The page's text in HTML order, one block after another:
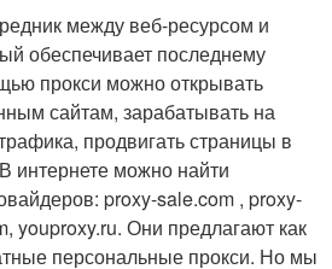
между веб-ресурсом и
обеспечивает последнему
прокси можно открывать
сайтам, зарабатывать на
продвигать страницы в
интернете можно найти
proxy-sale.com , proxy-
youproxy.ru. Они предлагают как
персональные прокси. Но мы